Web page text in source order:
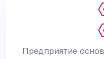
Предприятие